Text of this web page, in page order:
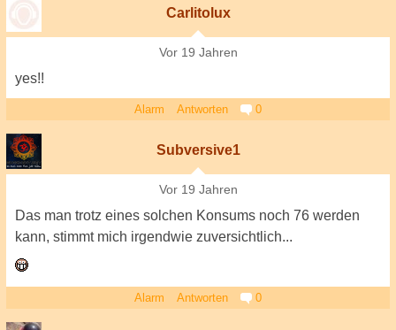
Carlitolux
Vor 19 Jahren
yes!!
Alarm Antworten 0
Subversive1
Vor 19 Jahren
Das man trotz eines solchen Konsums noch 76 werden
kann, stimmt mich irgendwie zuversichtlich...
Alarm Antworten 0